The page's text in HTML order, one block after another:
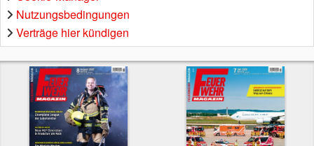
Nutzungsbedingungen
Verträge hier kündigen